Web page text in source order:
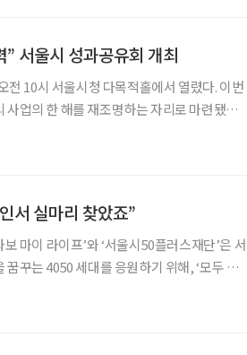
서울시 성과공유회 개최
전 10시 서울시청 다목적홀에서 열렸다. 이번
업의 한 해를 재조명하는 자리로 마련됐다.
서 실마리 찾았죠”
꾸는 4050 세대를 응원하기 위해, ‘모두 위